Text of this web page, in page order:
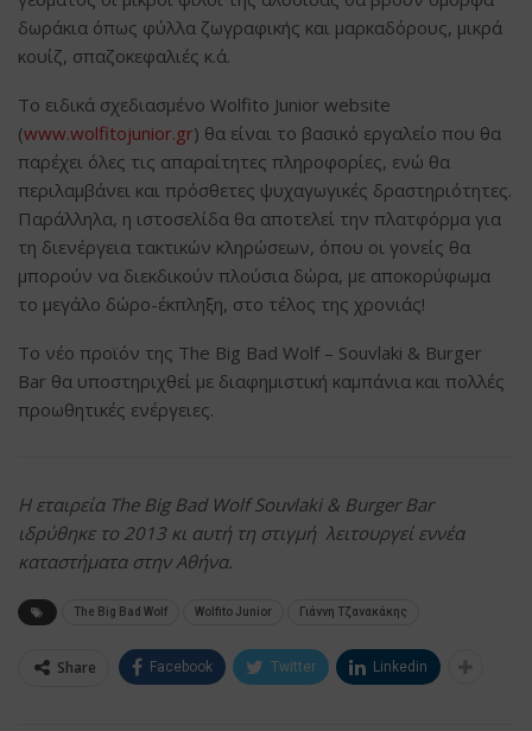
δωράκια όπως φύλλα ζωγραφικής και μαρκαδόρους, μικρά
κουίζ, σπαζοκεφαλιές κ.ά.
Το ειδικά σχεδιασμένο Wolfito Junior website
(www.wolfitojunior.gr) θα είναι το βασικό εργαλείο που θα
παρέχει όλες τις απαραίτητες πληροφορίες, ενώ θα
περιλαμβάνει και πρόσθετες ψυχαγωγικές δραστηριότητες.
Παράλληλα, η ιστοσελίδα θα αποτελεί την πλατφόρμα για
τη διενέργεια τακτικών κληρώσεων, όπου οι γονείς θα
μπορούν να διεκδικούν πλούσια δώρα, με αποκορύφωμα
το μεγάλο δώρο-έκπληξη, στο τέλος της χρονιάς!
Το νέο προϊόν της The Big Bad Wolf – Souvlaki & Burger
Bar θα υποστηριχθεί με διαφημιστική καμπάνια και πολλές
προωθητικές ενέργειες.
Η εταιρεία The Big Bad Wolf Souvlaki & Burger Bar
ιδρύθηκε το 2013 κι αυτή τη στιγμή λειτουργεί εννέα
καταστήματα στην Αθήνα.
The Big Bad Wolf Wolfito Junior Γιάννη Τζανακάκης
Share Facebook Twitter Linkedin